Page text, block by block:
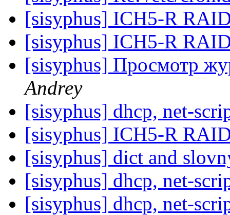
[sisyphus] ICH5-R
[sisyphus] ICH5-R
[sisyphus] Просмотр
Andrey
[sisyphus] dhcp, net-
[sisyphus] ICH5-R
[sisyphus] dict and
[sisyphus] dhcp, net-
[sisyphus] dhcp, net-